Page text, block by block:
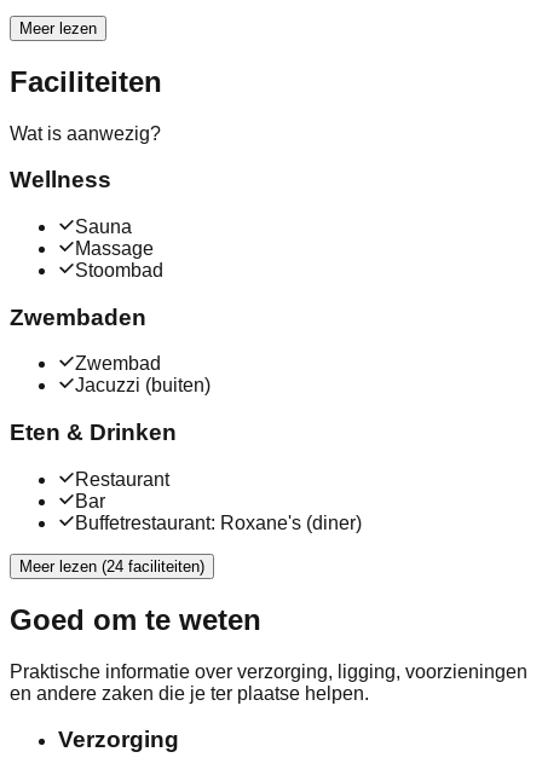
Meer lezen
Faciliteiten
Wat is aanwezig?
Wellness
Sauna
Massage
Stoombad
Zwembaden
Zwembad
Jacuzzi (buiten)
Eten & Drinken
Restaurant
Bar
Buffetrestaurant: Roxane's (diner)
Meer lezen (24 faciliteiten)
Goed om te weten
Praktische informatie over verzorging, ligging, voorzieningen
en andere zaken die je ter plaatse helpen.
Verzorging